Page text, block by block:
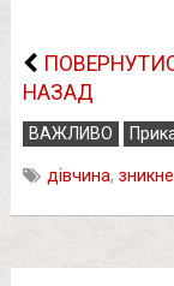
НАЗАД
ВАЖЛИВО
дівчина,